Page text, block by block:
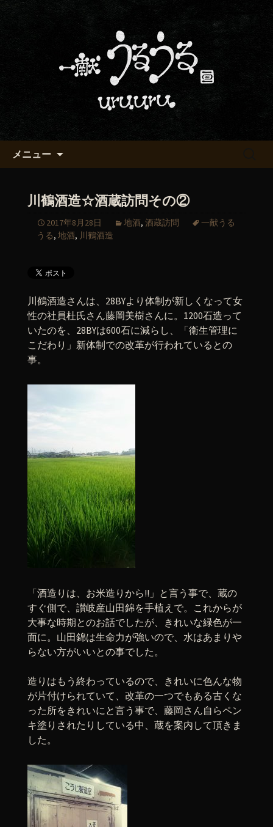
京都・五条でおいしい地酒が飲
める「一献うるうる」のブロ
京都・五条烏丸の町屋居酒屋「一献う
るうる」からのお知らせ
メニュー
川鶴酒造☆酒蔵訪問その②
2017年8月28日 地酒, 酒蔵訪問
一献うる
うる, 地酒, 川鶴酒造
川鶴酒造さんは、28BYより体制が新しくなって女
性の社員杜氏さん藤岡美樹さんに。1200石造って
いたのを、28BYは600石に減らし、「衛生管理に
こだわり」新体制での改革が行われているとの
事。
「酒造りは、お米造りから!!」と言う事で、蔵の
すぐ側で、讃岐産山田錦を手植えで。これからが
大事な時期とのお話でしたが、きれいな緑色が一
面に。山田錦は生命力が強いので、水はあまりや
らない方がいいとの事でした。
造りはもう終わっているので、きれいに色んな物
が片付けられていて、改革の一つでもある古くな
った所をきれいにと言う事で、藤岡さん自らペン
キ塗りされたりしている中、蔵を案内して頂きま
した。